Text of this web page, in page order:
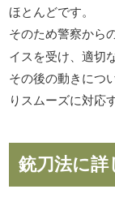
ほとんどです。
そのため警察から
イスを受け、適切
その後の動きにつ
りスムーズに対応
銃刀法に